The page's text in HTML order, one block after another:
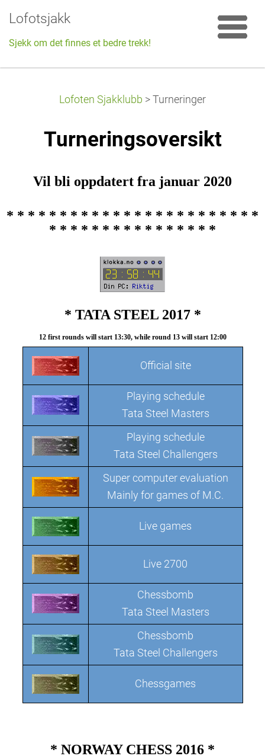
Lofotsjakk
Sjekk om det finnes et bedre trekk!
Lofoten Sjakklubb > Turneringer
Turneringsoversikt
Vil bli oppdatert fra januar 2020
* * * * * * * * * * * * * * * * * * * * * * * *
* * * * * * * * * * * * * * * *
* TATA STEEL 2017 *
12 first rounds will start 13:30, while round 13 will start 12:00
Official site
Playing schedule
Tata Steel Masters
Playing schedule
Tata Steel Challengers
Super computer evaluation
Mainly for games of M.C.
Live games
Live 2700
Chessbomb
Tata Steel Masters
Chessbomb
Tata Steel Challengers
Chessgames
* NORWAY CHESS 2016 *